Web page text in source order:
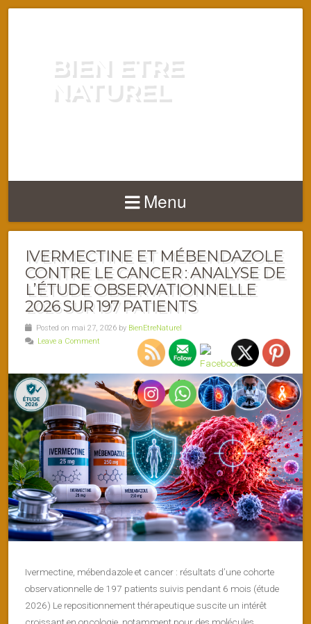
BIEN ETRE
NATUREL
Menu
IVERMECTINE ET MÉBENDAZOLE
CONTRE LE CANCER : ANALYSE DE
L’ÉTUDE OBSERVATIONNELLE
2026 SUR 197 PATIENTS
Posted on mai 27, 2026 by BienEtreNaturel
Leave a Comment
Ivermectine, mébendazole et cancer : résultats d’une cohorte
observationnelle de 197 patients suivis pendant 6 mois (étude
2026) Le repositionnement thérapeutique suscite un intérêt